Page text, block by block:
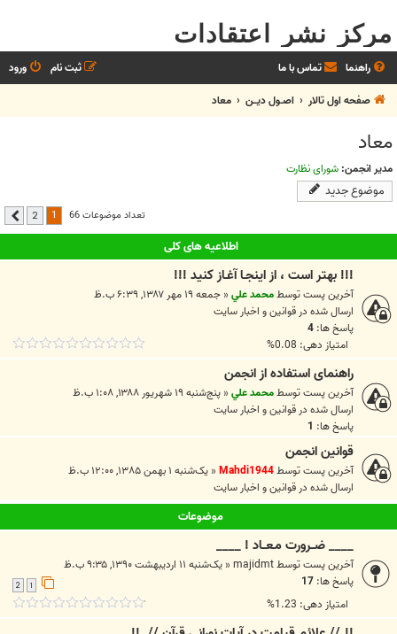
مرکز نشر اعتقادات
راهنما تماس با ما ورود
ثبت نام
صفحه اول تالار
اصـول ديــن معاد
معاد
مدیر انجمن: شورای نظارت
موضوع جدید
تعداد موضوعات 66 2 بعدی
اطلاعیه های کلی
!!! بهتر است ، از اينجـا آغـاز کنيد !!!
آخرین پست توسطمحمد علي« جمعه ۱۹ مهر ۱۳۸۷, ۶:۳۹ ب.ظ
ارسال شده در قوانين و اخبار سايت
پاسخ ها: 4
امتیاز دهی: 0.08%
راهنمای استفاده از انجمن
آخرین پست توسطمحمد علي« پنج‌شنبه ۱۹ شهریور ۱۳۸۸, ۱:۰۸ ب.ظ
ارسال شده در قوانين و اخبار سايت
پاسخ ها: 1
قوانین انجمن
آخرین پست توسطMahdi1944
« یک‌شنبه ۱ بهمن ۱۳۸۵, ۱۲:۰۰ ب.ظ
ارسال شده در قوانين و اخبار سايت
موضوعات
____ ضــرورت مـعــاد ! ____
آخرین پست توسطmajidmt
« یک‌شنبه ۱۱ اردیبهشت ۱۳۹۰, ۹:۳۵ ب.ظ
پاسخ ها: 17
امتیاز دهی: 1.23%